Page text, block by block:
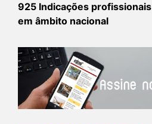
925 Indicações profissionais
em âmbito nacional